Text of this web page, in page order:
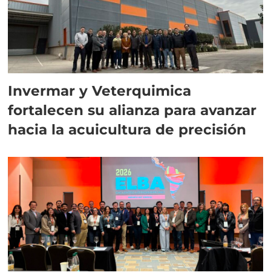
Invermar y Veterquimica
fortalecen su alianza para avanzar
hacia la acuicultura de precisión